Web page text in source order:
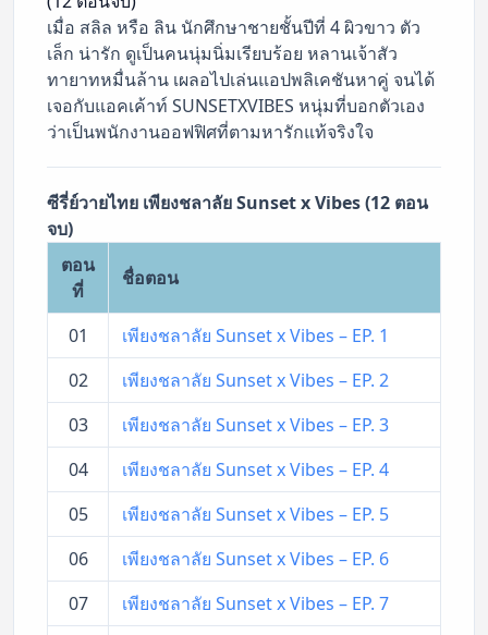
เมื่อ สลิล หรือ ลิน นักศึกษาชายชั้นปีที่ 4 ผิวขาว ตัว
เล็ก น่ารัก ดูเป็นคนนุ่มนิ่มเรียบร้อย หลานเจ้าสัว
ทายาทหมื่นล้าน เผลอไปเล่นแอปพลิเคชันหาคู่ จนได้
เจอกับแอคเค้าท์ SUNSETXVIBES หนุ่มที่บอกตัวเอง
ว่าเป็นพนักงานออฟฟิศที่ตามหารักแท้จริงใจ
ซีรี่ย์วายไทย เพียงชลาลัย Sunset x Vibes (12 ตอน
จบ)
ตอน
ที่
ชื่อตอน
01
เพียงชลาลัย Sunset x Vibes – EP. 1
02
เพียงชลาลัย Sunset x Vibes – EP. 2
03
เพียงชลาลัย Sunset x Vibes – EP. 3
04
เพียงชลาลัย Sunset x Vibes – EP. 4
05
เพียงชลาลัย Sunset x Vibes – EP. 5
06
เพียงชลาลัย Sunset x Vibes – EP. 6
07
เพียงชลาลัย Sunset x Vibes – EP. 7